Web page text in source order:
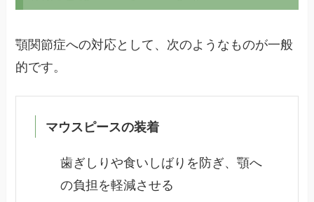
顎関節症への対応として、次のようなものが一般
的です。
マウスピースの装着
歯ぎしりや食いしばりを防ぎ、顎へ
の負担を軽減させる